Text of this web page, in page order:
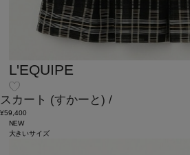
L'EQUIPE
スカート (すかーと) /
¥59,400
NEW
大きいサイズ